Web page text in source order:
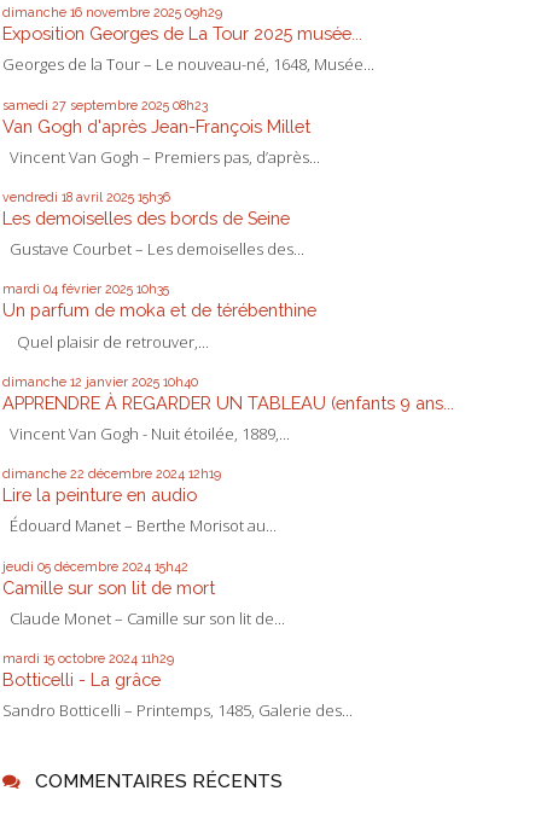
dimanche 16 novembre 2025 09h29
Exposition Georges de La Tour 2025 musée...
Georges de la Tour – Le nouveau-né, 1648, Musée...
samedi 27 septembre 2025 08h23
Van Gogh d'après Jean-François Millet
Vincent Van Gogh – Premiers pas, d’après...
vendredi 18 avril 2025 15h36
Les demoiselles des bords de Seine
Gustave Courbet – Les demoiselles des...
mardi 04 février 2025 10h35
Un parfum de moka et de térébenthine
Quel plaisir de retrouver,...
dimanche 12 janvier 2025 10h40
APPRENDRE À REGARDER UN TABLEAU (enfants 9 ans...
Vincent Van Gogh - Nuit étoilée, 1889,...
dimanche 22 décembre 2024 12h19
Lire la peinture en audio
Édouard Manet – Berthe Morisot au...
jeudi 05 décembre 2024 15h42
Camille sur son lit de mort
Claude Monet – Camille sur son lit de...
mardi 15 octobre 2024 11h29
Botticelli - La grâce
Sandro Botticelli – Printemps, 1485, Galerie des...
COMMENTAIRES RÉCENTS